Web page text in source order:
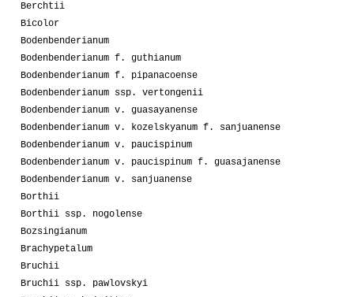
Berchtii
Bicolor
Bodenbenderianum
Bodenbenderianum f. guthianum
Bodenbenderianum f. pipanacoense
Bodenbenderianum ssp. vertongenii
Bodenbenderianum v. guasayanense
Bodenbenderianum v. kozelskyanum f. sanjuanense
Bodenbenderianum v. paucispinum
Bodenbenderianum v. paucispinum f. guasajanense
Bodenbenderianum v. sanjuanense
Borthii
Borthii ssp. nogolense
Bozsingianum
Brachypetalum
Bruchii
Bruchii ssp. pawlovskyi